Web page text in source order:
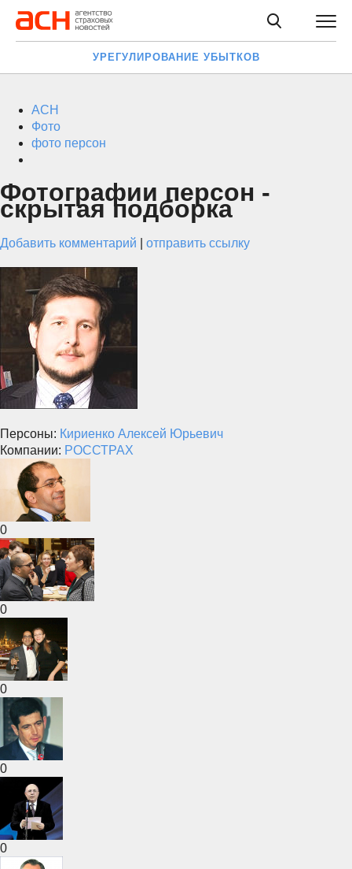
УРЕГУЛИРОВАНИЕ УБЫТКОВ
АСН
Фото
фото персон
Фотографии персон -
скрытая подборка
Добавить комментарий отправить ссылку
Персоны: Кириенко Алексей Юрьевич
Компании: РОССТРАХ
0
0
0
0
0